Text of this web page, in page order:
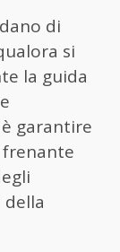
di
si
la guida
garantire
frenante